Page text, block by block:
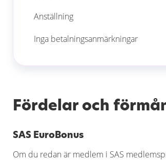
Anställning
Inga betalningsanmärkningar
Fördelar och
SAS EuroBonus
Om du redan är medlem i SAS